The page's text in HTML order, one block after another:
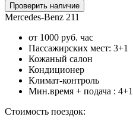
Проверить наличие
Mercedes-Benz 211
от 1000 руб. час
Пассажирских мест: 3+1
Кожаный салон
Кондиционер
Климат-контроль
Мин.время + подача : 4+1
Стоимость поездок: